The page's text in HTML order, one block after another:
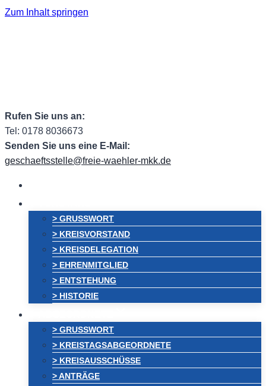
Zum Inhalt springen
Rufen Sie uns an:
Tel: 0178 8036673
Senden Sie uns eine E-Mail:
geschaeftsstelle@freie-waehler-mkk.de
> GRUSSWORT
> KREISVORSTAND
> KREISDELEGATION
> EHRENMITGLIED
> ENTSTEHUNG
> HISTORIE
> GRUSSWORT
> KREISTAGSABGEORDNETE
> KREISAUSSCHÜSSE
> ANTRÄGE